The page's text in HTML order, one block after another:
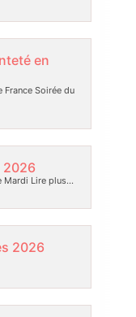
en
France Soirée du
2026
Mardi Lire plus…
2026